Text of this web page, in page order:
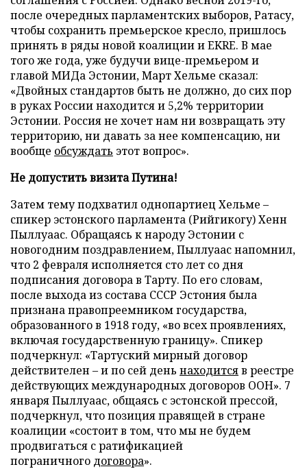
после очередных парламентских выборов, Ратасу,
чтобы сохранить премьерское кресло, пришлось
принять в ряды новой коалиции и EKRE. В мае
того же года, уже будучи вице-премьером и
главой МИДа Эстонии, Март Хельме сказал:
«Двойных стандартов быть не должно, до сих пор
в руках России находится и 5,2% территории
Эстонии. Россия не хочет нам ни возвращать эту
территорию, ни давать за нее компенсацию, ни
вообще обсуждать этот вопрос».
Не допустить визита Путина!
Затем тему подхватил однопартиец Хельме –
спикер эстонского парламента (Рийгикогу) Хенн
Пыллуаас. Обращаясь к народу Эстонии с
новогодним поздравлением, Пыллуаас напомнил,
что 2 февраля исполняется сто лет со дня
подписания договора в Тарту. По его словам,
после выхода из состава СССР Эстония была
признана правопреемником государства,
образованного в 1918 году, «во всех проявлениях,
включая государственную границу». Спикер
подчеркнул: «Тартуский мирный договор
действителен – и по сей день находитсяв реестре
действующих международных договоров ООН». 7
января Пыллуаас, общаясь с эстонской прессой,
подчеркнул, что позиция правящей в стране
коалиции «состоит в том, что мы не будем
продвигаться с ратификацией
пограничного договора».